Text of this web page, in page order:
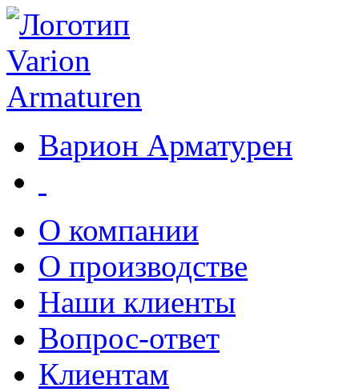
Варион Арматурен
О компании
О производстве
Наши клиенты
Вопрос-ответ
Клиентам